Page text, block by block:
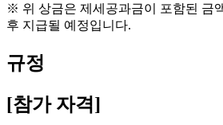
※ 위 상금은 제세공과금이 포함된 금
후 지급될 예정입니다.
규정
[참가 자격]